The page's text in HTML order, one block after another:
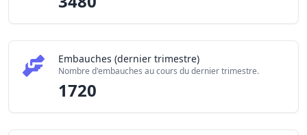
Embauches (dernier trimestre)
Nombre d'embauches au cours du dernier trimestre.
1720